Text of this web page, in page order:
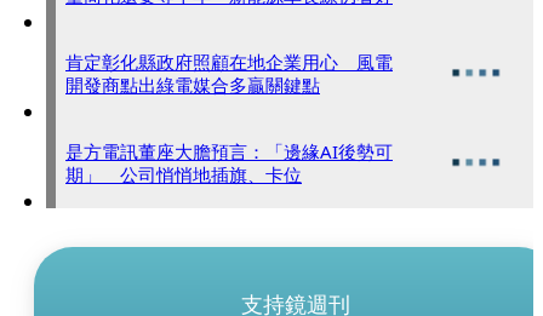
肯定彰化縣政府照顧在地企業用心 風電
開發商點出綠電媒合多贏關鍵點
是方電訊董座大膽預言：「邊緣AI後勢可
期」 公司悄悄地插旗、卡位
支持鏡週刊